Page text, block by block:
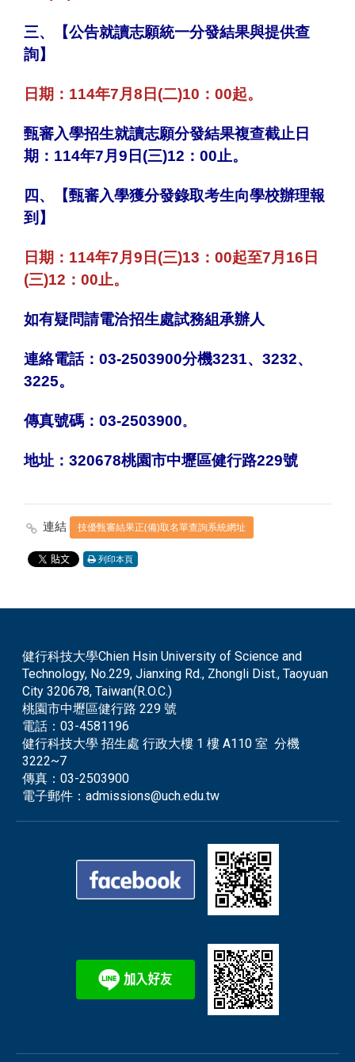
三、【公告就讀志願統一分發結果與提供查
詢】
日期：114年7月8日(二)10：00起。
甄審入學招生就讀志願分發結果複查截止日
期：114年7月9日(三)12：00止。
四、【甄審入學獲分發錄取考生向學校辦理報
到】
日期：114年7月9日(三)13：00起至7月16日
(三)12：00止。
如有疑問請電洽招生處試務組承辦人
連絡電話：03-2503900分機3231、3232、
3225。
傳真號碼：03-2503900。
地址：320678桃園市中壢區健行路229號
連結 技優甄審結果正(備)取名單查詢系統網址
列印本頁
健行科技大學Chien Hsin University of Science and
Technology, No.229, Jianxing Rd., Zhongli Dist., Taoyuan
City 320678, Taiwan(R.O.C.)
桃園市中壢區健行路 229 號
電話：03-4581196
健行科技大學 招生處 行政大樓 1 樓 A110 室 分機
3222~7
傳真：03-2503900
電子郵件：admissions@uch.edu.tw